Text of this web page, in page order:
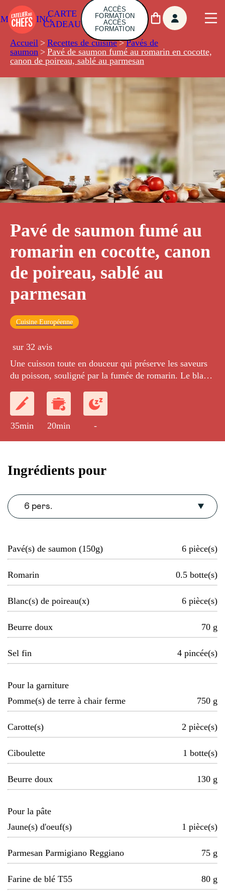
CARTE
CADEAU
ACCÈS
FORMATION
ACCÈS
FORMATION
Accueil > Recettes de cuisine > Pavés de
saumon > Pavé de saumon fumé au romarin en cocotte,
canon de poireau, sablé au parmesan
Pavé de saumon fumé au
romarin en cocotte, canon
de poireau, sablé au
parmesan
Cuisine Européenne
sur 32 avis
Une cuisson toute en douceur qui préserve les saveurs
du poisson, souligné par la fumée de romarin. Le blanc
une fine brunoise parmentière et surmonté d'un sablé au
parmesan
35min
20min -
Ingrédients pour
6 pers.
Pavé(s) de saumon (150g) 6 pièce(s)
Romarin 0.5 botte(s)
Blanc(s) de poireau(x) 6 pièce(s)
Beurre doux 70 g
Sel fin 4 pincée(s)
Pour la garniture
Pomme(s) de terre à chair ferme
750 g
Carotte(s) 2 pièce(s)
Ciboulette 1 botte(s)
Beurre doux 130 g
Pour la pâte
Jaune(s) d'oeuf(s)
1 pièce(s)
Parmesan Parmigiano Reggiano 75 g
Farine de blé T55 80 g